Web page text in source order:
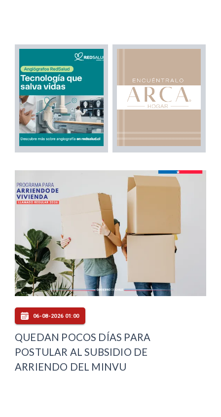
06-08-2026 01:00
QUEDAN POCOS DÍAS PARA
POSTULAR AL SUBSIDIO DE
ARRIENDO DEL MINVU